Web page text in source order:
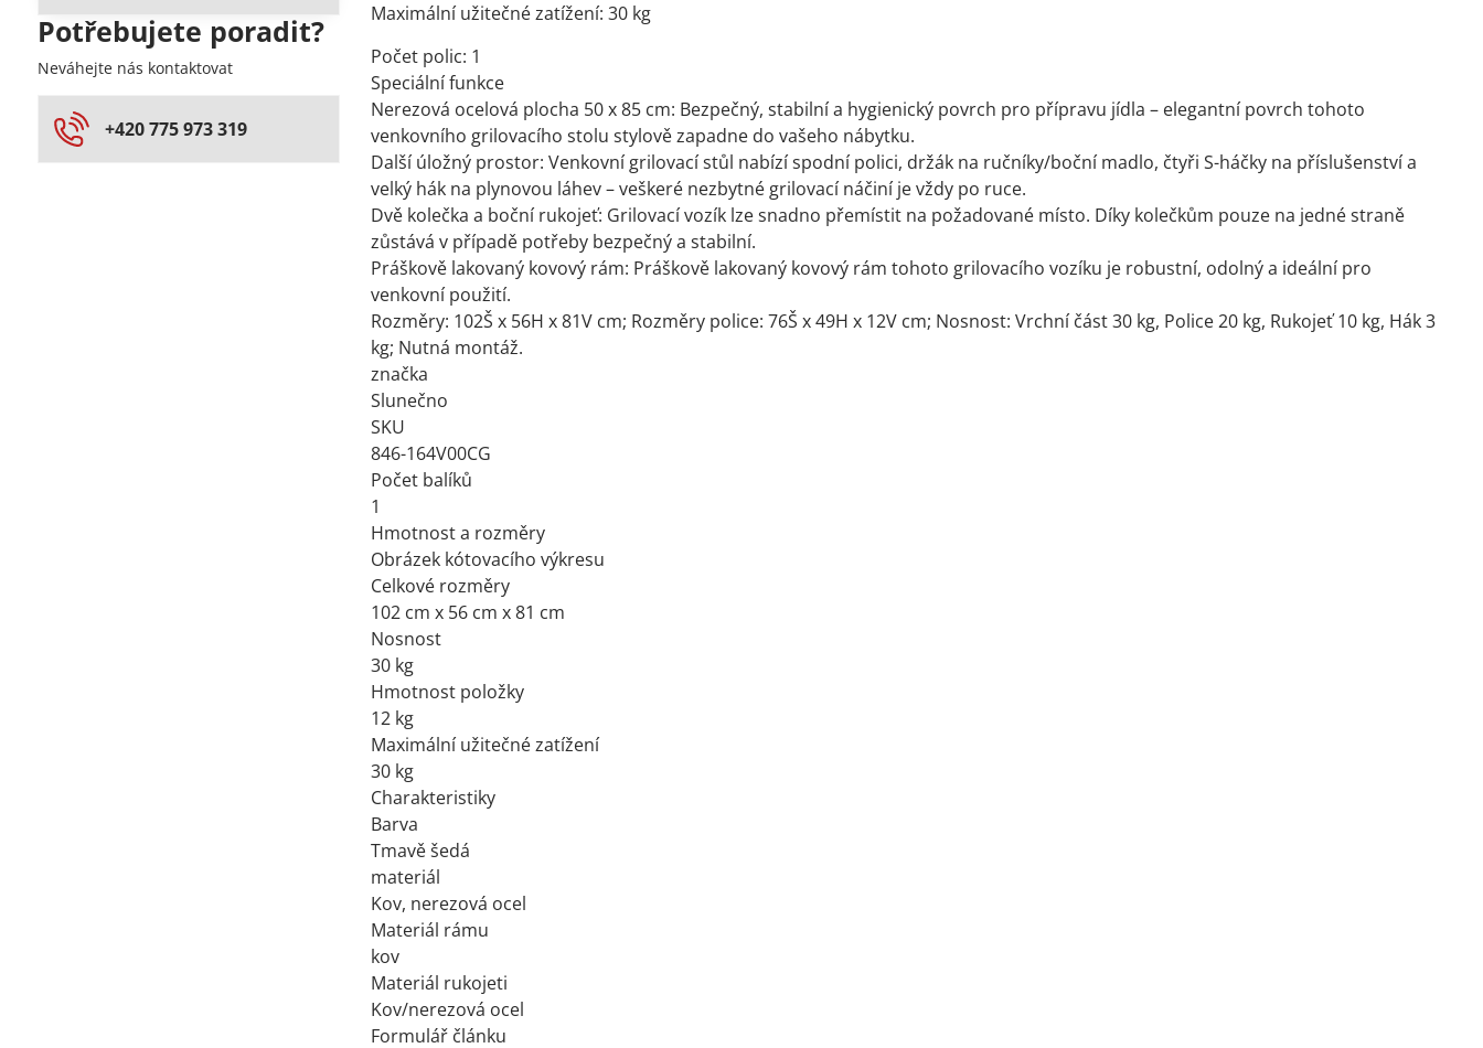
Maximální užitečné zatížení: 30 kg
Počet polic: 1
Speciální funkce
Nerezová ocelová plocha 50 x 85 cm: Bezpečný, stabilní a hygienický povrch pro přípravu jídla – elegantní povrch tohoto
venkovního grilovacího stolu stylově zapadne do vašeho nábytku.
Další úložný prostor: Venkovní grilovací stůl nabízí spodní polici, držák na ručníky/boční madlo, čtyři S-háčky na příslušenství a
velký hák na plynovou láhev – veškeré nezbytné grilovací náčiní je vždy po ruce.
Dvě kolečka a boční rukojeť: Grilovací vozík lze snadno přemístit na požadované místo. Díky kolečkům pouze na jedné straně
zůstává v případě potřeby bezpečný a stabilní.
Práškově lakovaný kovový rám: Práškově lakovaný kovový rám tohoto grilovacího vozíku je robustní, odolný a ideální pro
venkovní použití.
Rozměry: 102Š x 56H x 81V cm; Rozměry police: 76Š x 49H x 12V cm; Nosnost: Vrchní část 30 kg, Police 20 kg, Rukojeť 10 kg, Hák 3
kg; Nutná montáž.
značka
Slunečno
SKU
846-164V00CG
Počet balíků
1
Hmotnost a rozměry
Obrázek kótovacího výkresu
Celkové rozměry
102 cm x 56 cm x 81 cm
Nosnost
30 kg
Hmotnost položky
12 kg
Maximální užitečné zatížení
30 kg
Charakteristiky
Barva
Tmavě šedá
materiál
Kov, nerezová ocel
Materiál rámu
kov
Materiál rukojeti
Kov/nerezová ocel
Formulář článku
Potřebujete poradit?
Neváhejte nás kontaktovat
+420 775 973 319